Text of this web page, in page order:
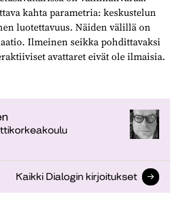
kahta parametria: keskustelun
luotettavuus. Näiden välillä on
Ilmeinen seikka pohdittavaksi
avattaret eivät ole ilmaisia.
Kaikki Dialogin kirjoitukset